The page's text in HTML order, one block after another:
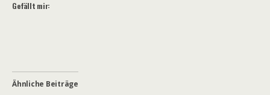
Gefällt mir:
Ähnliche Beiträge